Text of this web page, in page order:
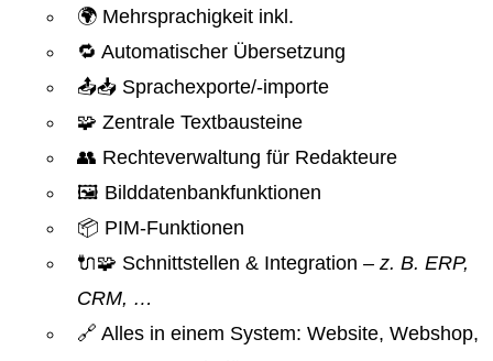
🌍 Mehrsprachigkeit inkl.
🔁 Automatischer Übersetzung
📤📥 Sprachexporte/-importe
🧩 Zentrale Textbausteine
👥 Rechteverwaltung für Redakteure
🖼️ Bilddatenbankfunktionen
📦 PIM-Funktionen
🔌🧩 Schnittstellen & Integration – z. B. ERP,
CRM, …
🔗 Alles in einem System: Website, Webshop,